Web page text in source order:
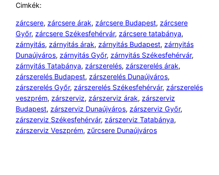
Cimkék:
zárcsere, zárcsere árak, zárcsere Budapest, zárcsere
Győr, zárcsere Székesfehérvár, zárcsere tatabánya
zárnyitás, zárnyitás árak, zárnyitás Budapest, zárnyitás
Dunaújváros, zárnyitás Győr, zárnyitás Székesfehérvár
zárnyitás Tatabánya, zárszerelés, zárszerelés árak
zárszerelés Budapest, zárszerelés Dunaújváros
zárszerelés Győr, zárszerelés Székesfehérvár, zárszerelés
veszprém, zárszerviz, zárszerviz árak, zárszerviz
Budapest, zárszerviz Dunaújváros, zárszerviz Győr
zárszerviz Székesfehérvár, zárszerviz Tatabánya
zárszerviz Veszprém, zűrcsere Dunaújváros